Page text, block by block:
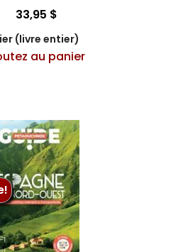
33,95 $
(livre entier)
au panier